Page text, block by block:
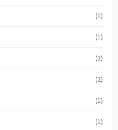
(1)
(1)
(2)
(2)
(1)
(1)